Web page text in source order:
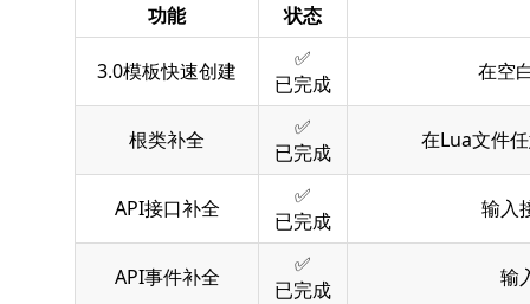
功能 状态
3.0模板快速创建
✅
已完成
在空
根类补全
✅
已完成
在Lua文件
API接口补全
✅
已完成
输入
API事件补全
✅
已完成
输